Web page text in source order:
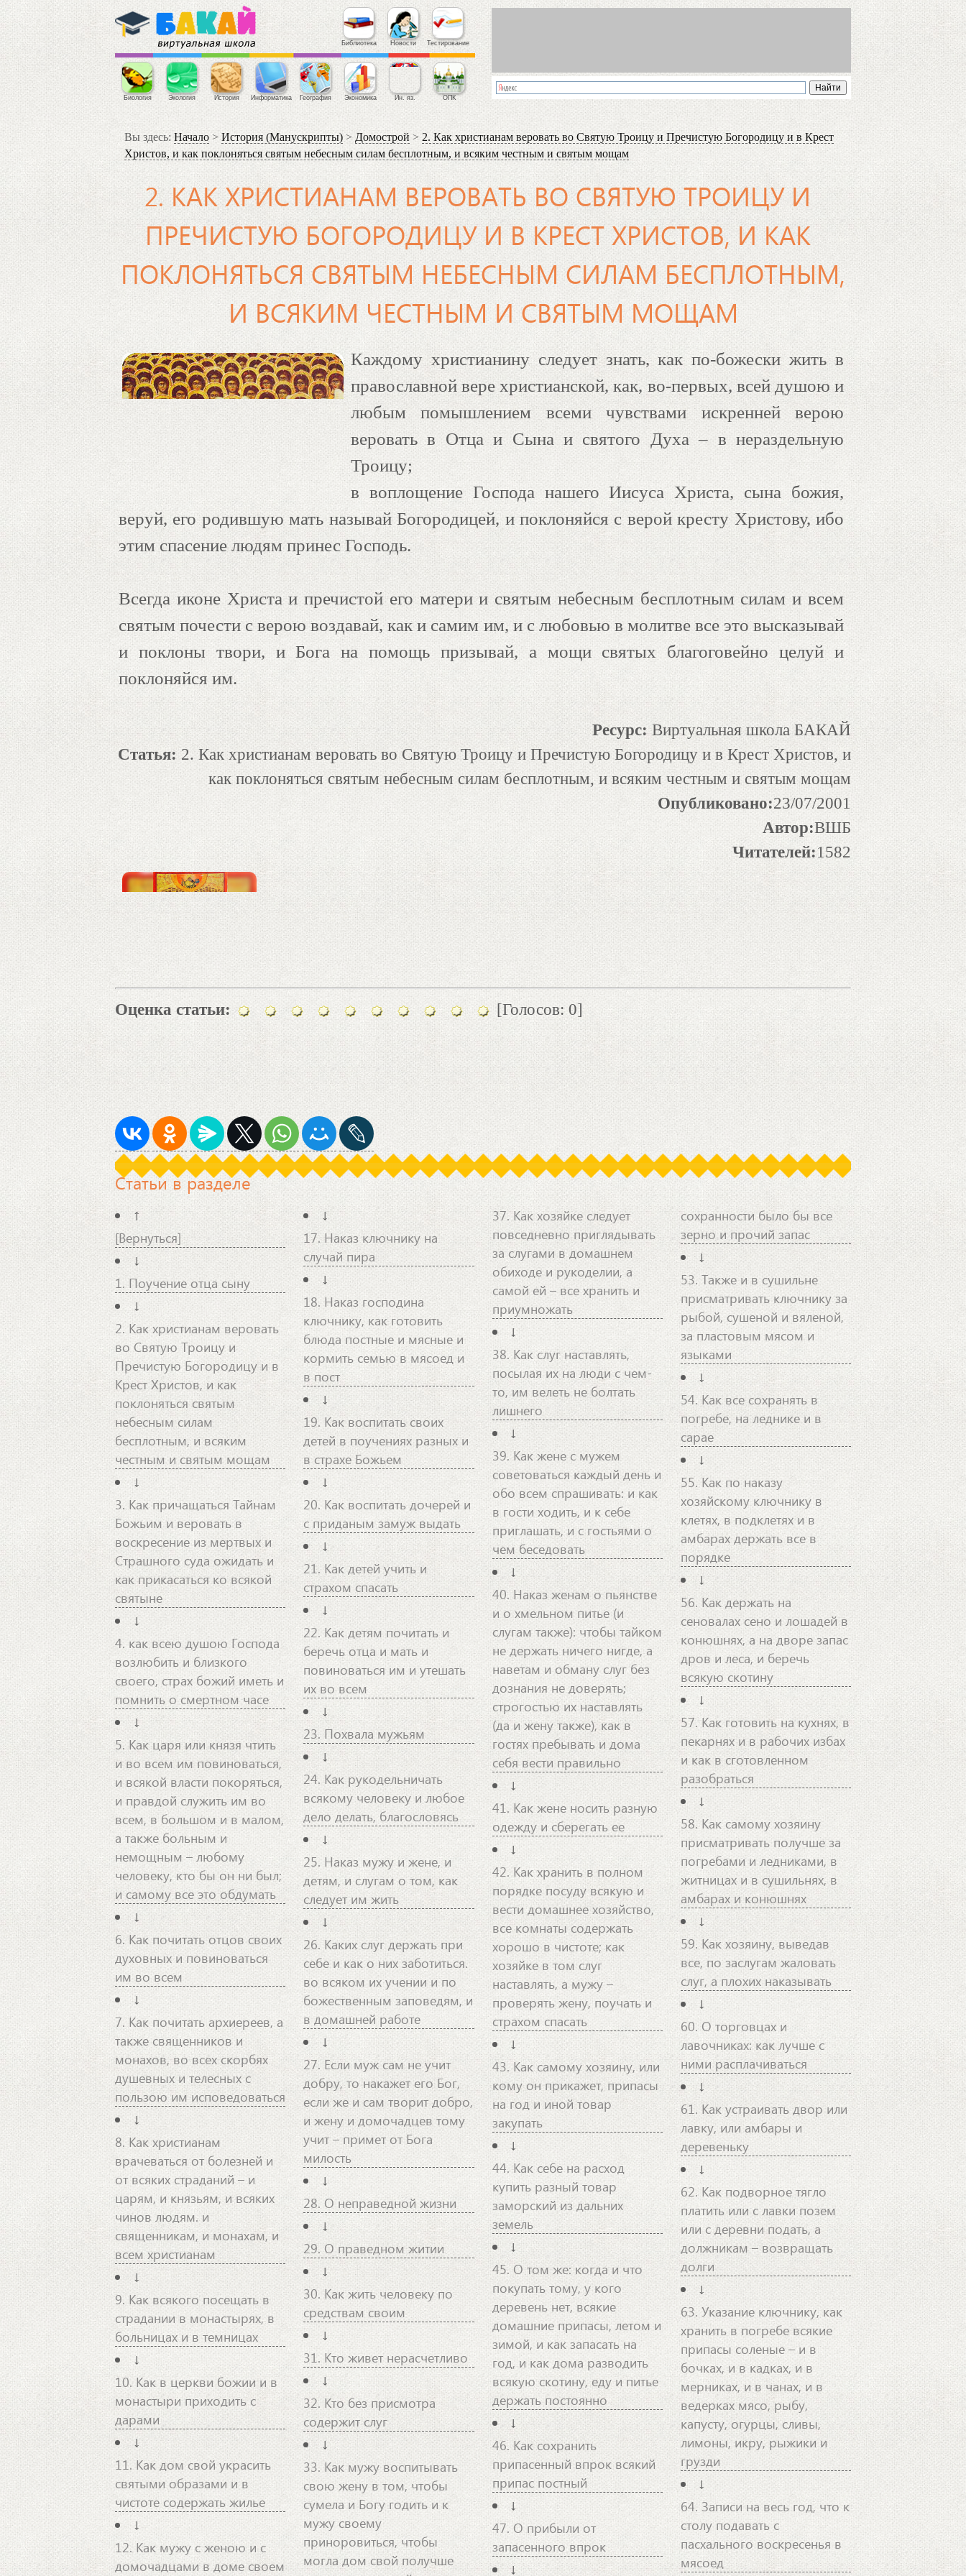
Библиотека Новости Тестирование
Биология Экология История Информатика География Экономика Ин. яз. ОПК
Вы здесь: Начало>История (Манускрипты)> Домострой >2. Как христианам веровать во Святую Троицу и Пречистую Богородицу и в Крест
Христов, и как поклоняться святым небесным силам бесплотным, и всяким честным и святым мощам
2. КАК ХРИСТИАНАМ ВЕРОВАТЬ ВО СВЯТУЮ ТРОИЦУ И
ПРЕЧИСТУЮ БОГОРОДИЦУ И В КРЕСТ ХРИСТОВ, И КАК
ПОКЛОНЯТЬСЯ СВЯТЫМ НЕБЕСНЫМ СИЛАМ БЕСПЛОТНЫМ,
И ВСЯКИМ ЧЕСТНЫМ И СВЯТЫМ МОЩАМ
Каждому христианину следует знать, как по-божески жить в
православной вере христианской, как, во-первых, всей душою и
любым помышлением всеми чувствами искренней верою
веровать в Отца и Сына и святого Духа – в нераздельную
Троицу;
в воплощение Господа нашего Иисуса Христа, сына божия,
веруй, его родившую мать называй Богородицей, и поклоняйся с верой кресту Христову, ибо
этим спасение людям принес Господь.
Всегда иконе Христа и пречистой его матери и святым небесным бесплотным силам и всем
святым почести с верою воздавай, как и самим им, и с любовью в молитве все это высказывай
и поклоны твори, и Бога на помощь призывай, а мощи святых благоговейно целуй и
поклоняйся им.
Ресурс: Виртуальная школа БАКАЙ
Статья: 2. Как христианам веровать во Святую Троицу и Пречистую Богородицу и в Крест Христов, и
как поклоняться святым небесным силам бесплотным, и всяким честным и святым мощам
Опубликовано:23/07/2001
Автор:ВШБ
Читателей:1582
Оценка статьи: [Голосов: 0]
Статьи в разделе
↑
[Вернуться]
↓
1. Поучение отца сыну
↓
2. Как христианам веровать
во Святую Троицу и
Пречистую Богородицу и в
Крест Христов, и как
поклоняться святым
небесным силам
бесплотным, и всяким
честным и святым мощам
↓
3. Как причащаться Тайнам
Божьим и веровать в
воскресение из мертвых и
Страшного суда ожидать и
как прикасаться ко всякой
святыне
↓
4. как всею душою Господа
возлюбить и близкого
своего, страх божий иметь и
помнить о смертном часе
↓
5. Как царя или князя чтить
и во всем им повиноваться,
и всякой власти покоряться,
и правдой служить им во
всем, в большом и в малом,
а также больным и
немощным – любому
человеку, кто бы он ни был;
и самому все это обдумать
↓
6. Как почитать отцов своих
духовных и повиноваться
им во всем
↓
7. Как почитать архиереев, а
также священников и
монахов, во всех скорбях
душевных и телесных с
пользою им исповедоваться
↓
8. Как христианам
врачеваться от болезней и
от всяких страданий – и
царям, и князьям, и всяких
чинов людям. и
священникам, и монахам, и
всем христианам
↓
9. Как всякого посещать в
страдании в монастырях, в
больницах и в темницах
↓
10. Как в церкви божии и в
монастыри приходить с
дарами
↓
11. Как дом свой украсить
святыми образами и в
чистоте содержать жилье
↓
12. Как мужу с женою и с
домочадцами в доме своем
↓
17. Наказ ключнику на
случай пира
↓
18. Наказ господина
ключнику, как готовить
блюда постные и мясные и
кормить семью в мясоед и
в пост
↓
19. Как воспитать своих
детей в поучениях разных и
в страхе Божьем
↓
20. Как воспитать дочерей и
с приданым замуж выдать
↓
21. Как детей учить и
страхом спасать
↓
22. Как детям почитать и
беречь отца и мать и
повиноваться им и утешать
их во всем
↓
23. Похвала мужьям
↓
24. Как рукодельничать
всякому человеку и любое
дело делать, благословясь
↓
25. Наказ мужу и жене, и
детям, и слугам о том, как
следует им жить
↓
26. Каких слуг держать при
себе и как о них заботиться.
во всяком их учении и по
божественным заповедям, и
в домашней работе
↓
27. Если муж сам не учит
добру, то накажет его Бог,
если же и сам творит добро,
и жену и домочадцев тому
учит – примет от Бога
милость
↓
28. О неправедной жизни
↓
29. О праведном житии
↓
30. Как жить человеку по
средствам своим
↓
31. Кто живет нерасчетливо
↓
32. Кто без присмотра
содержит слуг
↓
33. Как мужу воспитывать
свою жену в том, чтобы
сумела и Богу годить и к
мужу своему
приноровиться, чтобы
могла дом свой получше
37. Как хозяйке следует
повседневно приглядывать
за слугами в домашнем
обиходе и рукоделии, а
самой ей – все хранить и
приумножать
↓
38. Как слуг наставлять,
посылая их на люди с чем-
то, им велеть не болтать
лишнего
↓
39. Как жене с мужем
советоваться каждый день и
обо всем спрашивать: и как
в гости ходить, и к себе
приглашать, и с гостьями о
чем беседовать
↓
40. Наказ женам о пьянстве
и о хмельном питье (и
слугам также): чтобы тайком
не держать ничего нигде, а
наветам и обману слуг без
дознания не доверять;
строгостью их наставлять
(да и жену также), как в
гостях пребывать и дома
себя вести правильно
↓
41. Как жене носить разную
одежду и сберегать ее
↓
42. Как хранить в полном
порядке посуду всякую и
вести домашнее хозяйство,
все комнаты содержать
хорошо в чистоте; как
хозяйке в том слуг
наставлять, а мужу –
проверять жену, поучать и
страхом спасать
↓
43. Как самому хозяину, или
кому он прикажет, припасы
на год и иной товар
закупать
↓
44. Как себе на расход
купить разный товар
заморский из дальних
земель
↓
45. О том же: когда и что
покупать тому, у кого
деревень нет, всякие
домашние припасы, летом и
зимой, и как запасать на
год, и как дома разводить
всякую скотину, еду и питье
держать постоянно
↓
46. Как сохранить
припасенный впрок всякий
припас постный
↓
47. О прибыли от
запасенного впрок
↓
сохранности было бы все
зерно и прочий запас
↓
53. Также и в сушильне
присматривать ключнику за
рыбой, сушеной и вяленой,
за пластовым мясом и
языками
↓
54. Как все сохранять в
погребе, на леднике и в
сарае
↓
55. Как по наказу
хозяйскому ключнику в
клетях, в подклетях и в
амбарах держать все в
порядке
↓
56. Как держать на
сеновалах сено и лошадей в
конюшнях, а на дворе запас
дров и леса, и беречь
всякую скотину
↓
57. Как готовить на кухнях, в
пекарнях и в рабочих избах
и как в сготовленном
разобраться
↓
58. Как самому хозяину
присматривать получше за
погребами и ледниками, в
житницах и в сушильнях, в
амбарах и конюшнях
↓
59. Как хозяину, выведав
все, по заслугам жаловать
слуг, а плохих наказывать
↓
60. О торговцах и
лавочниках: как лучше с
ними расплачиваться
↓
61. Как устраивать двор или
лавку, или амбары и
деревеньку
↓
62. Как подворное тягло
платить или с лавки позем
или с деревни подать, а
должникам – возвращать
долги
↓
63. Указание ключнику, как
хранить в погребе всякие
припасы соленые – и в
бочках, и в кадках, и в
мерниках, и в чанах, и в
ведерках мясо, рыбу,
капусту, огурцы, сливы,
лимоны, икру, рыжики и
грузди
↓
64. Записи на весь год, что к
столу подавать с
пасхального воскресенья в
мясоед